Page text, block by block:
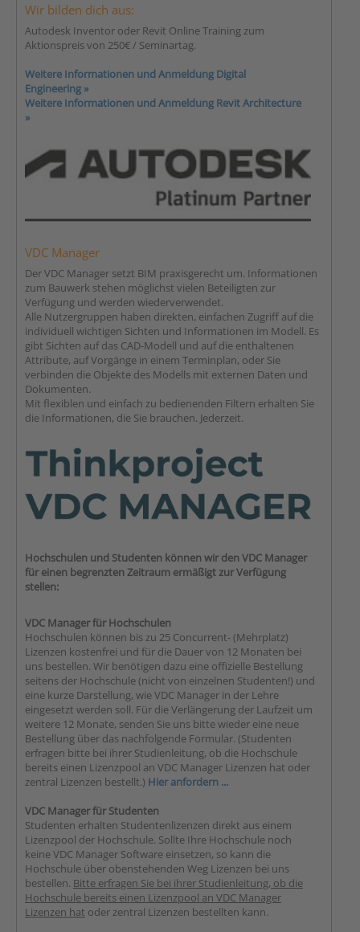
Wir bilden dich aus:
Autodesk Inventor oder Revit Online Training zum
Aktionspreis von 250€ / Seminartag.
Weitere Informationen und Anmeldung Digital
Engineering »
Weitere Informationen und Anmeldung Revit Architecture
»
VDC Manager
Der VDC Manager setzt BIM praxisgerecht um. Informationen
zum Bauwerk stehen möglichst vielen Beteiligten zur
Verfügung und werden wiederverwendet.
Alle Nutzergruppen haben direkten, einfachen Zugriff auf die
individuell wichtigen Sichten und Informationen im Modell. Es
gibt Sichten auf das CAD-Modell und auf die enthaltenen
Attribute, auf Vorgänge in einem Terminplan, oder Sie
verbinden die Objekte des Modells mit externen Daten und
Dokumenten.
Mit flexiblen und einfach zu bedienenden Filtern erhalten Sie
die Informationen, die Sie brauchen. Jederzeit.
Hochschulen und Studenten können wir den VDC Manager
für einen begrenzten Zeitraum ermäßigt zur Verfügung
stellen:
VDC Manager für Hochschulen
Hochschulen können bis zu 25 Concurrent- (Mehrplatz)
Lizenzen kostenfrei und für die Dauer von 12 Monaten bei
uns bestellen. Wir benötigen dazu eine offizielle Bestellung
seitens der Hochschule (nicht von einzelnen Studenten!) und
eine kurze Darstellung, wie VDC Manager in der Lehre
eingesetzt werden soll. Für die Verlängerung der Laufzeit um
weitere 12 Monate, senden Sie uns bitte wieder eine neue
Bestellung über das nachfolgende Formular. (Studenten
erfragen bitte bei ihrer Studienleitung, ob die Hochschule
bereits einen Lizenzpool an VDC Manager Lizenzen hat oder
zentral Lizenzen bestellt.) Hier anfordern ...
VDC Manager für Studenten
Studenten erhalten Studentenlizenzen direkt aus einem
Lizenzpool der Hochschule. Sollte Ihre Hochschule noch
keine VDC Manager Software einsetzen, so kann die
Hochschule über obenstehenden Weg Lizenzen bei uns
bestellen. Bitte erfragen Sie bei ihrer Studienleitung, ob die
Hochschule bereits einen Lizenzpool an VDC Manager
Lizenzen hat oder zentral Lizenzen bestellten kann.